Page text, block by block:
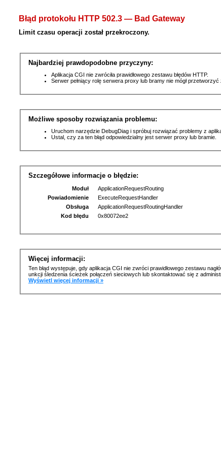
Błąd protokołu HTTP 502.3 — Bad Gateway
Limit czasu operacji został przekroczony.
Najbardziej prawdopodobne przyczyny:
Aplikacja CGI nie zwróciła prawidłowego zestawu błędów HTTP.
Serwer pełniący rolę serwera proxy lub bramy nie mógł przetworzyć
Możliwe sposoby rozwiązania problemu:
Uruchom narzędzie DebugDiag i spróbuj rozwiązać problemy z
Ustal, czy za ten błąd odpowiedzialny jest serwer proxy lub bramie.
Szczegółowe informacje o błędzie:
Moduł
ApplicationRequestRouting
Powiadomienie
ExecuteRequestHandler
Obsługa
ApplicationRequestRoutingHandler
Kod błędu
0x80072ee2
Więcej informacji:
Ten błąd występuje, gdy aplikacja CGI nie zwróci prawidłowego zestawu
unkcji śledzenia ścieżek połączeń sieciowych lub skontaktować się z
Wyświetl więcej informacji »